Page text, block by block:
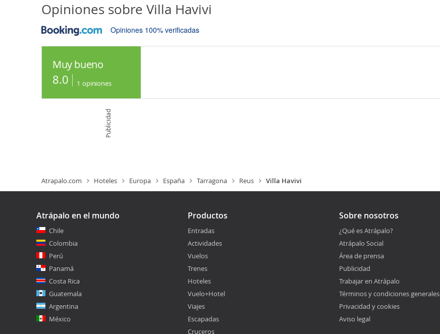
Opiniones sobre Villa Havivi
Opiniones 100% verificadas
Muy bueno
8.0 1 opiniones
Publicidad
Atrapalo.com Hoteles Europa España Tarragona Reus Villa Havivi
Atrápalo en el mundo
Chile
Colombia
Perú
Panamá
Costa Rica
Guatemala
Argentina
México
Productos
Entradas
Actividades
Vuelos
Trenes
Hoteles
Vuelo+Hotel
Viajes
Escapadas
Cruceros
Sobre nosotros
¿Qué es Atrápalo?
Atrápalo Social
Área de prensa
Publicidad
Trabajar en Atrápalo
Términos y condiciones generales
Privacidad y cookies
Aviso legal